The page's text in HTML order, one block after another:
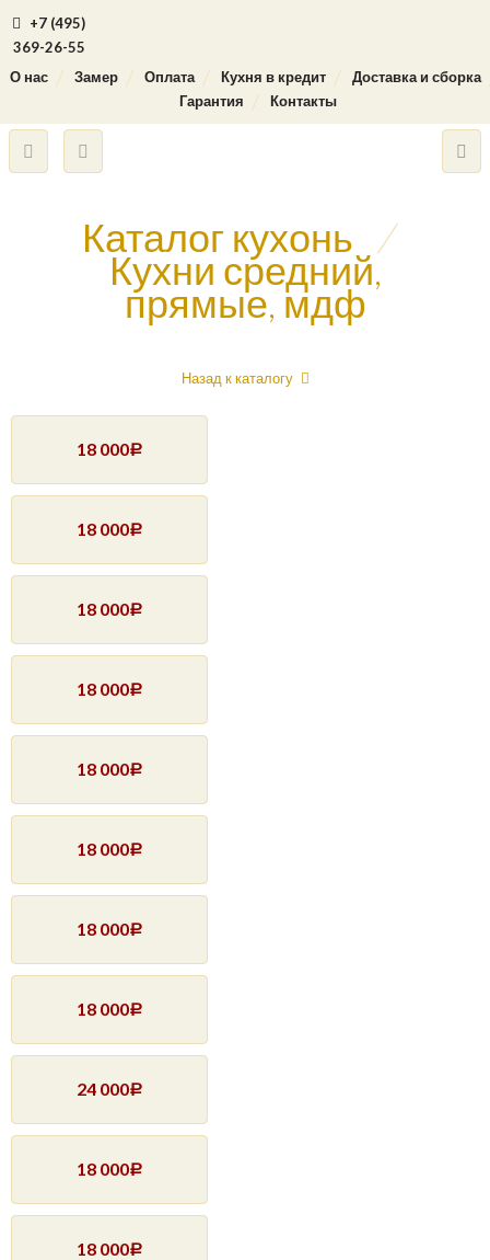
+7 (495)
369-26-55
О нас
Замер Оплата Кухня в кредит
Доставка и сборка
Гарантия
Контакты
Каталог кухонь /
Кухни средний,
прямые, мдф
Назад к каталогу
18 000Р
18 000Р
18 000Р
18 000Р
18 000Р
18 000Р
18 000Р
18 000Р
24 000Р
18 000Р
18 000Р